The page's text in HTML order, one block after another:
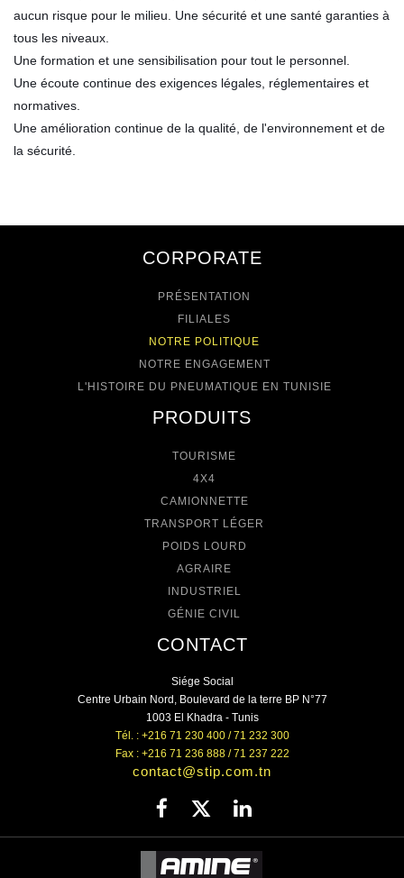
aucun risque pour le milieu. Une sécurité et une santé garanties à
tous les niveaux.
Une formation et une sensibilisation pour tout le personnel.
Une écoute continue des exigences légales, réglementaires et
normatives.
Une amélioration continue de la qualité, de l'environnement et de
la sécurité.
CORPORATE
PRÉSENTATION
FILIALES
NOTRE POLITIQUE
NOTRE ENGAGEMENT
L'HISTOIRE DU PNEUMATIQUE EN TUNISIE
PRODUITS
TOURISME
4X4
CAMIONNETTE
TRANSPORT LÉGER
POIDS LOURD
AGRAIRE
INDUSTRIEL
GÉNIE CIVIL
CONTACT
Siége Social
Centre Urbain Nord, Boulevard de la terre BP N°77
1003 El Khadra - Tunis
Tél. : +216 71 230 400 / 71 232 300
Fax : +216 71 236 888 / 71 237 222
contact@stip.com.tn